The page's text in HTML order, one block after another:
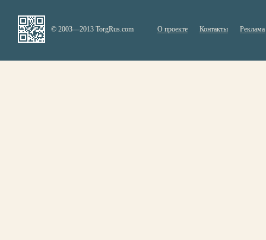
© 2003—2013 TorgRus.com О проекте Контакты Реклама